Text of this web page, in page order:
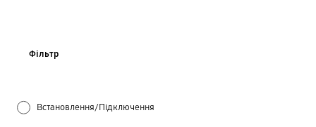
Фільтр
Встановлення/Підключення